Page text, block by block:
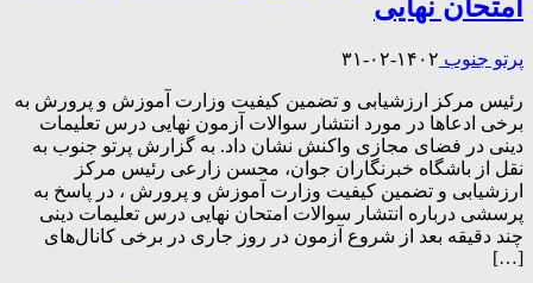
امتحان نهایی
پرتو جنوب ۱۴۰۲-۰۲-۳۱
رئیس مرکز ارزشیابی و تضمین کیفیت وزارت آموزش و پرورش به
برخی ادعاها در مورد انتشار سوالات آزمون نهایی درس تعلیمات
دینی در فضای مجازی واکنش نشان داد. به گزارش پرتو جنوب به
نقل از باشگاه خبرنگاران جوان، محسن زارعی رئیس مرکز
ارزشیابی و تضمین کیفیت وزارت آموزش و پرورش ، در پاسخ به
پرسشی درباره انتشار سوالات امتحان نهایی درس تعلیمات دینی
چند دقیقه بعد از شروع آزمون در روز جاری در برخی کانال‌های
[…]